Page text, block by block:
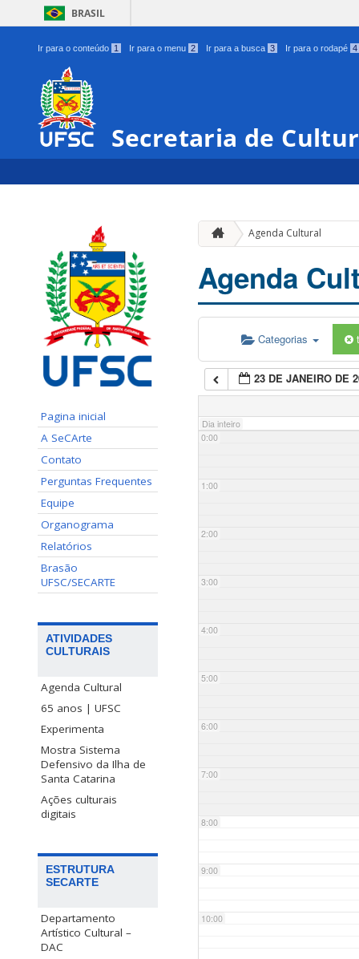
BRASIL
Ir para o conteúdo 1 Ir para o menu 2 Ir para a busca 3 Ir para o rodapé 4
Secretaria de
Pagina inicial
A SeCArte
Contato
Perguntas Frequentes
Equipe
Organograma
Relatórios
Brasão
UFSC/SECARTE
ATIVIDADES
CULTURAIS
Agenda Cultural
65 anos | UFSC
Experimenta
Mostra Sistema
Defensivo da Ilha de
Santa Catarina
Ações culturais
digitais
ESTRUTURA
SECARTE
Departamento
Artístico Cultural –
DAC
Agenda Cultural
Agenda
Categorias
23 DE JANEIRO DE
Dia inteiro
0:00
1:00
2:00
3:00
4:00
5:00
6:00
7:00
8:00
9:00
10:00